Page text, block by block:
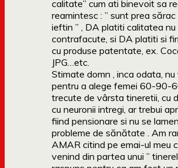
calitate” cum ati binevoit sa
reamintesc : ” sunt prea
ieftin ” , DA platiti calitatea
contrafacute, si DA platiti si
cu produse patentate, ex.
JPG…etc.
Stimate domn , inca odata,
pentru a alege femei 60-90-
trecute de vârsta tineretii, cu
cu neuronii intregi, ar trebui
fiind pensionare si nu se
probleme de sănătate . Am
AMAR citind pe emai-ul meu
venind din partea unui ”